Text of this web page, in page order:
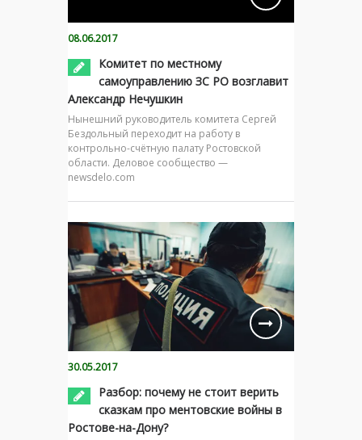
08.06.2017
Комитет по местному
самоуправлению ЗС РО возглавит
Александр Нечушкин
Нынешний руководитель комитета Сергей
Бездольный переходит на работу в
контрольно-счётную палату Ростовской
области. Деловое сообщество —
newsdelo.com
30.05.2017
Разбор: почему не стоит верить
сказкам про ментовские войны в
Ростове-на-Дону?